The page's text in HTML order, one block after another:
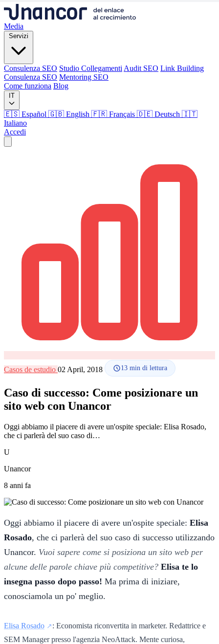
Media
Servizi
Consulenza SEO Studio Collegamenti Audit SEO Link Building
Consulenza SEO Mentoring SEO
Come funziona Blog
IT
🇪🇸 Español 🇬🇧 English 🇫🇷 Français 🇩🇪 Deutsch 🇮🇹
Italiano
Accedi
🇪🇸 ES🇬🇧 EN🇫🇷 FR
Accedi
Casos de estudio 02 April, 2018 13 min di lettura
Caso di successo: Come posizionare un
sito web con Unancor
Oggi abbiamo il piacere di avere un'ospite speciale: Elisa Rosado,
che ci parlerà del suo caso di…
U
Unancor
8 anni fa
Oggi abbiamo il piacere di avere un'ospite speciale: Elisa
Rosado, che ci parlerà del suo caso di successo utilizzando
Unancor. Vuoi sapere come si posiziona un sito web per
alcune delle parole chiave più competitive? Elisa te lo
insegna passo dopo passo! Ma prima di iniziare,
conosciamola un po' meglio.
Elisa Rosado
: Economista riconvertita in marketer. Redattrice e
SEM Manager presso l'agenzia NeoAttack. Mente curiosa,